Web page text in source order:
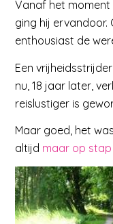
Vanaf het
ging hij ervandoor.
enthousiast de
Een
nu, 18 jaar later,
reislustiger is
Maar goed, het
altijd maar op